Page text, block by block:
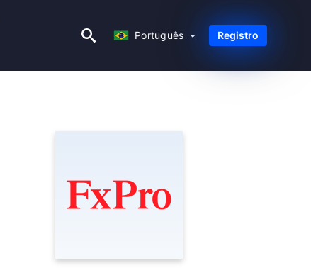
Português Registro